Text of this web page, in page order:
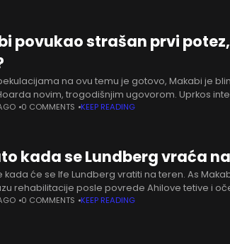
povukao strašan prvi
na ovu temu je gotovo, Makabi je
novim, trogodišnjim ugovorom. Uprkos
navodima o (odmaklim) pregovorima sa
0 COMMENTS KEEP READING
kada se Lundberg vraća
kada će se Ife Lundberg vratiti na teren. As
rehabilitacije posle povrede Ahilove tetive i
0 COMMENTS KEEP READING